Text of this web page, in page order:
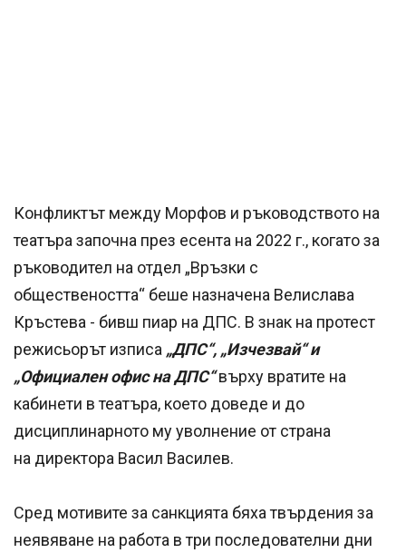
Конфликтът между Морфов и ръководството на
театъра започна през есента на 2022 г., когато за
ръководител на отдел „Връзки с
обществеността“ беше назначена Велислава
Кръстева - бивш пиар на ДПС. В знак на протест
режисьорът изписа „ДПС“, „Изчезвай“ и
„Официален офис на ДПС“върху вратите на
кабинети в театъра, което доведе и до
дисциплинарното му уволнение от страна
на директора Васил Василев.
Сред мотивите за санкцията бяха твърдения за
неявяване на работа в три последователни дни